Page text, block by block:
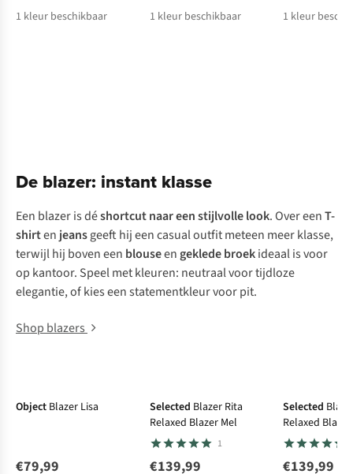
1 kleur beschikbaar 1 kleur beschikbaar 1 kleur
De blazer: instant klasse
Een blazer is déshortcut naar een stijlvolle look. Over eenT-
shirten jeansgeeft hij een casual outfit meteen meer klasse,
terwijl hij boven een blouseen geklede broekideaal is voor
op kantoor. Speel met kleuren: neutraal voor tijdloze
elegantie, of kies een statementkleur voor pit.
Shop blazers
Object Blazer Lisa
€79,99
Selected Blazer Rita
Relaxed Blazer Mel
1
€139,99
Selected
Relaxed
€139,99